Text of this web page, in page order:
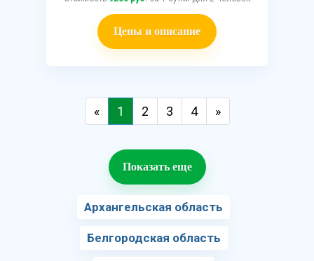
Цены и описание
« 1 2 3 4 »
Показать еще
Архангельская область
Белгородская область